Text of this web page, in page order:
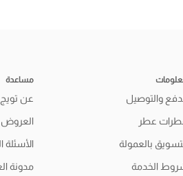
والتوصيل
عطر
بالعمولة
الخدمة
مساعدة
عن تويج
العروض
الأسئلة
مدونة